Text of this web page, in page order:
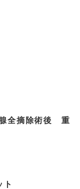
全摘除術後 重